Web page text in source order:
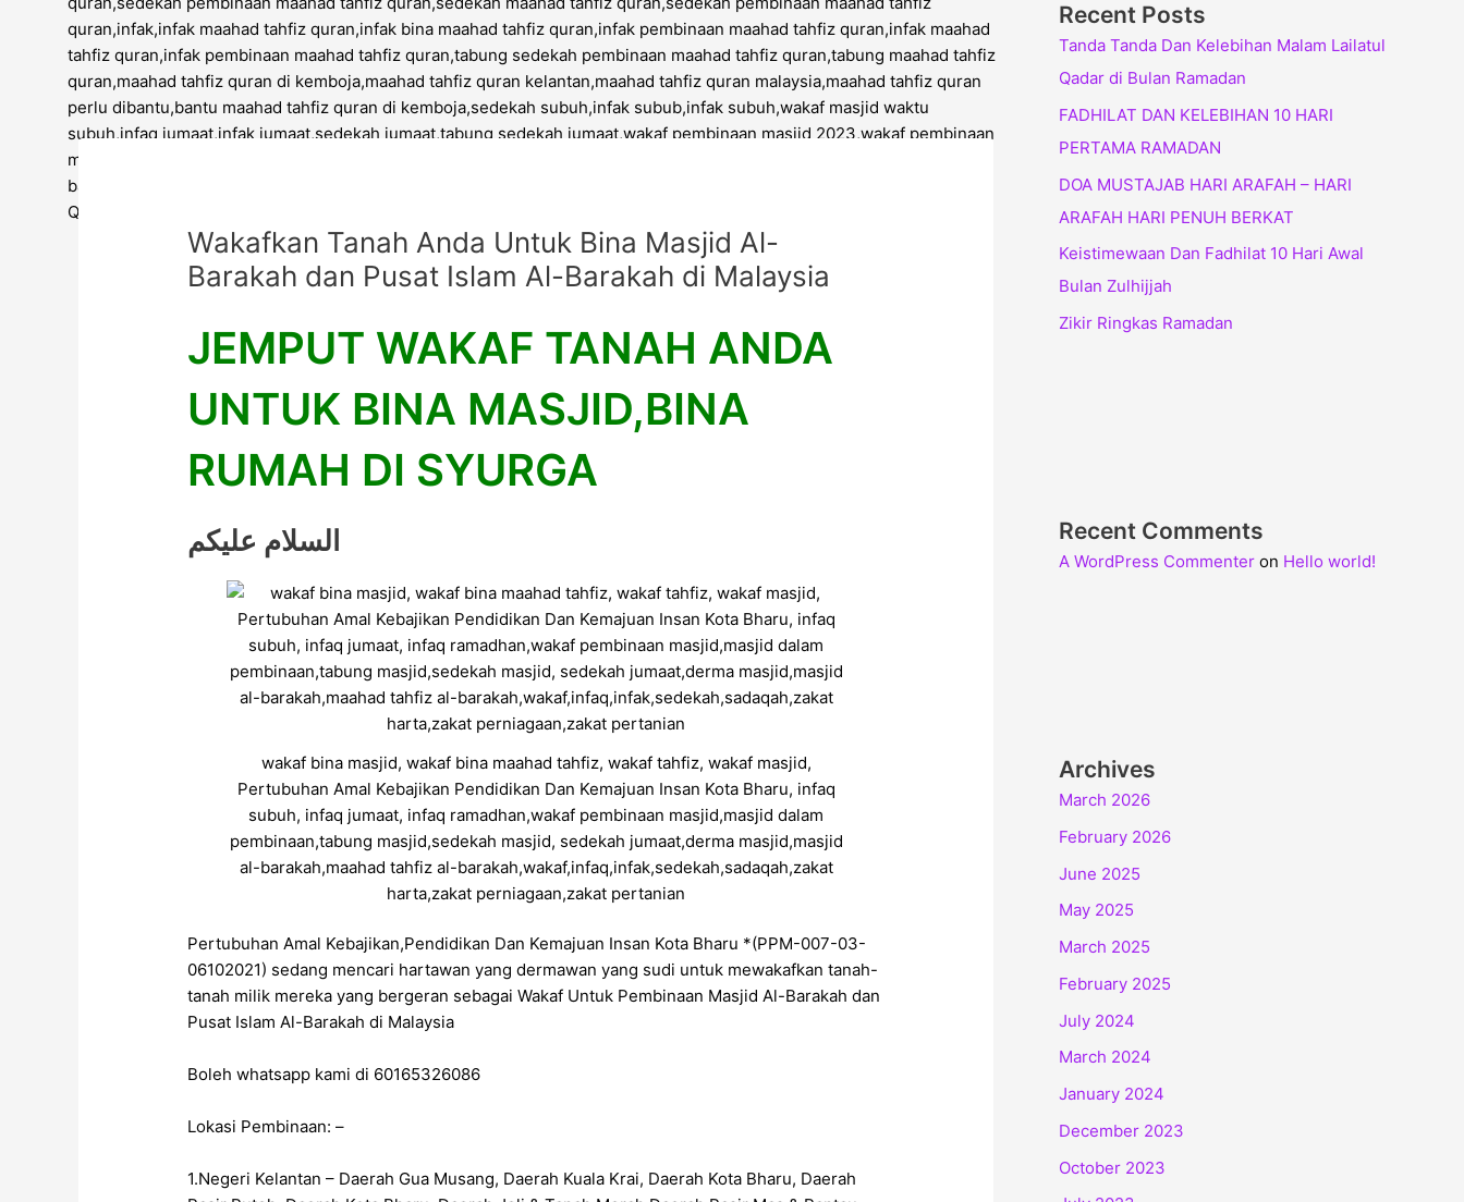
Wakafkan Tanah Anda Untuk Bina Masjid Al-
Barakah dan Pusat Islam Al-Barakah di Malaysia
JEMPUT WAKAF TANAH ANDA
UNTUK BINA MASJID,BINA
RUMAH DI SYURGA
السلام عليكم
wakaf bina masjid, wakaf bina maahad tahfiz, wakaf tahfiz, wakaf masjid,
Pertubuhan Amal Kebajikan Pendidikan Dan Kemajuan Insan Kota Bharu, infaq
subuh, infaq jumaat, infaq ramadhan,wakaf pembinaan masjid,masjid dalam
pembinaan,tabung masjid,sedekah masjid, sedekah jumaat,derma masjid,masjid
al-barakah,maahad tahfiz al-barakah,wakaf,infaq,infak,sedekah,sadaqah,zakat
harta,zakat perniagaan,zakat pertanian
Pertubuhan Amal Kebajikan,Pendidikan Dan Kemajuan Insan Kota Bharu *(PPM-007-03-
06102021) sedang mencari hartawan yang dermawan yang sudi untuk mewakafkan tanah-
tanah milik mereka yang bergeran sebagai Wakaf Untuk Pembinaan Masjid Al-Barakah dan
Pusat Islam Al-Barakah di Malaysia
Boleh whatsapp kami di 60165326086
Lokasi Pembinaan: –
1.Negeri Kelantan – Daerah Gua Musang, Daerah Kuala Krai, Daerah Kota Bharu, Daerah
Recent Posts
Tanda Tanda Dan Kelebihan Malam Lailatul
Qadar di Bulan Ramadan
FADHILAT DAN KELEBIHAN 10 HARI
PERTAMA RAMADAN
DOA MUSTAJAB HARI ARAFAH – HARI
ARAFAH HARI PENUH BERKAT
Keistimewaan Dan Fadhilat 10 Hari Awal
Bulan Zulhijjah
Zikir Ringkas Ramadan
Recent Comments
A WordPress Commenter on Hello world!
Archives
March 2026
February 2026
June 2025
May 2025
March 2025
February 2025
July 2024
March 2024
January 2024
December 2023
October 2023